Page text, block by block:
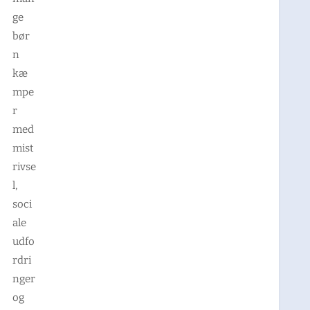
ge
bør
n
kæ
mpe
r
med
mist
rivse
l,
soci
ale
udfo
rdri
nger
og